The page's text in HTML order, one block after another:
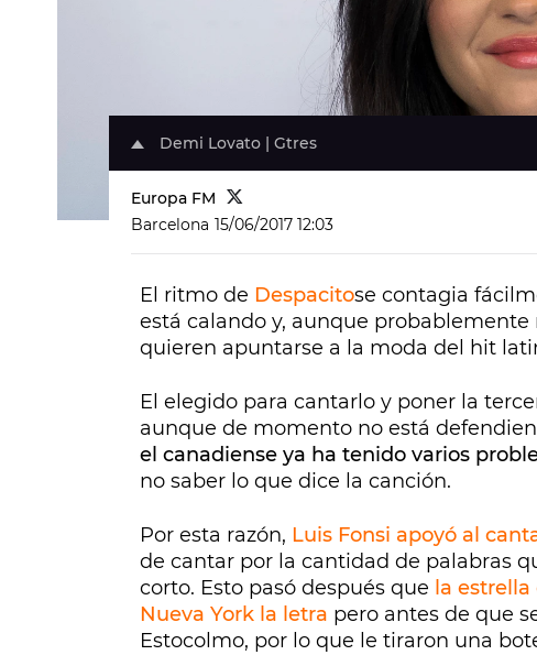
Demi Lovato | Gtres
Europa FM
Barcelona 15/06/2017 12:03
El ritmo de Despacitose contagia
está calando y, aunque
quieren apuntarse a la moda del hit
El elegido para cantarlo y poner la
aunque de momento no está
el canadiense ya ha tenido varios
no saber lo que dice la canción.
Por esta razón, Luis Fonsi apoyó al
de cantar por la cantidad de palabras
corto. Esto pasó después que la
Nueva York la letra pero antes de que
Estocolmo, por lo que le tiraron una